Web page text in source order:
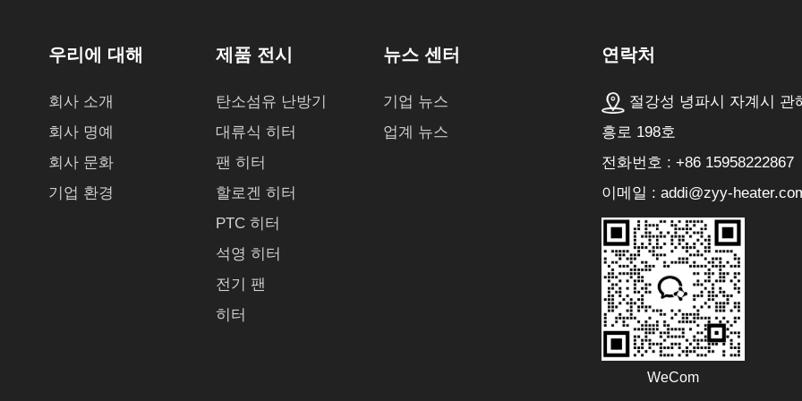
우리에 대해
회사 소개
회사 명예
회사 문화
기업 환경
제품 전시
탄소섬유 난방기
대류식 히터
팬 히터
할로겐 히터
PTC 히터
석영 히터
전기 팬
히터
뉴스 센터
기업 뉴스
업계 뉴스
연락처
절강성 녕파시 자계시 관
흥로 198호
전화번호 : +86 15958222867
이메일 : addi@zyy-
WeCom